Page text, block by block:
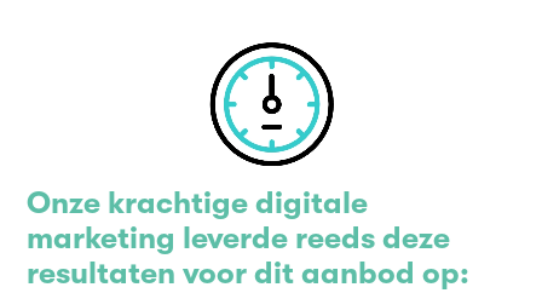
Onze krachtige digitale
marketing leverde reeds deze
resultaten voor dit aanbod op: